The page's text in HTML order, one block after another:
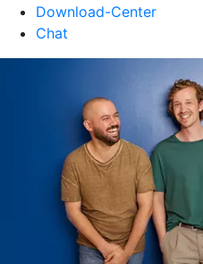
Download-Center
Chat